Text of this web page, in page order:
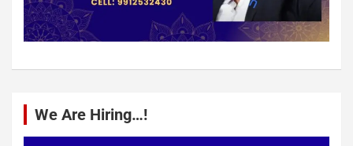
We Are Hiring…!